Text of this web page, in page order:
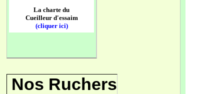
La charte du
Cueilleur d'essaim
(cliquer ici)
Nos Ruchers